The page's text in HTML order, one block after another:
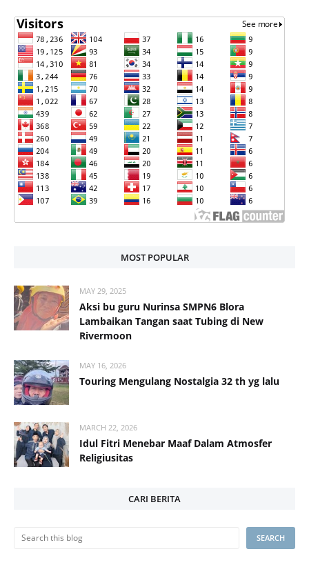
MOST POPULAR
MAY 29, 2025
Aksi bu guru Nurinsa SMPN6 Blora
Lambaikan Tangan saat Tubing di New
Rivermoon
MAY 16, 2026
Touring Mengulang Nostalgia 32 th yg lalu
MARCH 22, 2026
Idul Fitri Menebar Maaf Dalam Atmosfer
Religiusitas
CARI BERITA